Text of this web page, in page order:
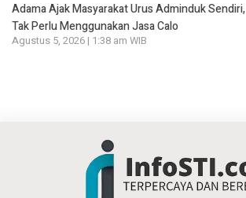
Adama Ajak Masyarakat Urus Adminduk Sendiri,
Tak Perlu Menggunakan Jasa Calo
Agustus 5, 2026 | 1:38 am WIB